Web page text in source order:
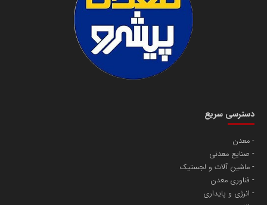
دسترسی سریع
معدن
صنایع معدنی
ماشین آلات و لجستیک
فناوری معدن
انرژی و پایداری